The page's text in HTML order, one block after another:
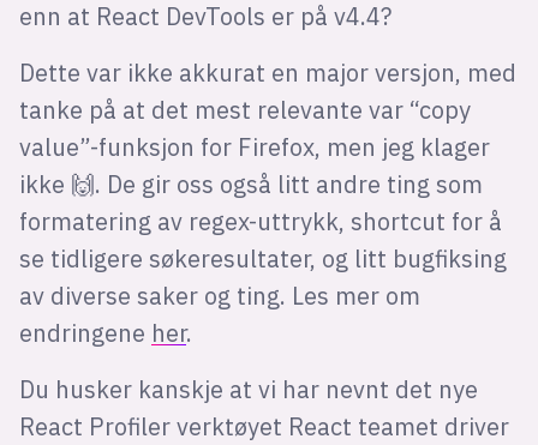
enn at React DevTools er på v4.4?
Dette var ikke akkurat en major versjon, med
tanke på at det mest relevante var “copy
value”-funksjon for Firefox, men jeg klager
ikke 🙌. De gir oss også litt andre ting som
formatering av regex-uttrykk, shortcut for å
se tidligere søkeresultater, og litt bugfiksing
av diverse saker og ting. Les mer om
endringene her.
Du husker kanskje at vi har nevnt det nye
React Profiler verktøyet React teamet driver